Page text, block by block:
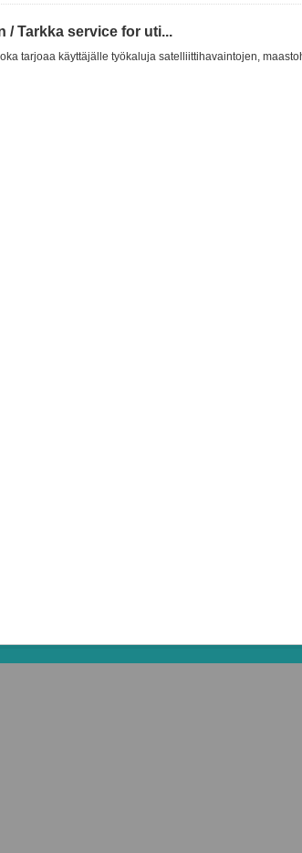
/ Tarkka service for uti...
tarjoaa käyttäjälle työkaluja satelliittihavaintojen,